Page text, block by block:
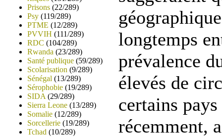
Prisons (22/289)
Psy (119/289)
PTME (12/289)
PVVIH (111/289)
RDC (104/289)
Rwanda (23/289)
Santé publique (59/289)
Scolarisation (9/289)
Sénégal (13/289)
Sérophobie (19/289)
SIDA (29/289)
Sierra Leone (13/289)
Somalie (12/289)
Sorcellerie (19/289)
Tchad (10/289)
longtemps
prévalence
élevés de
certains
récemment,